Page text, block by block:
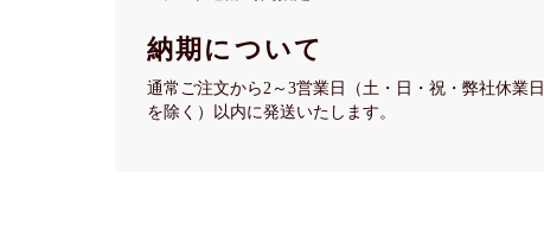
納期について
通常ご注文から2～3営業日（土・日・祝・弊社休業日
を除く）以内に発送いたします。